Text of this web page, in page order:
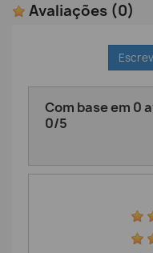
Avaliações (0)
Com base em 0
0/5